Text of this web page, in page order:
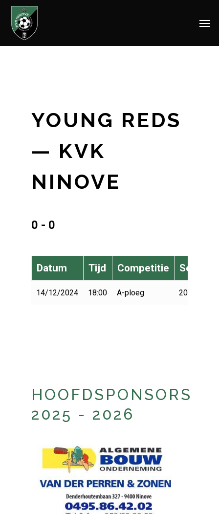
Skip
YOUNG REDS
— KVK
NINOVE
0 - 0
Datum Tijd Competitie Seizoen
14/12/2024 18:00 A-ploeg 2024-2025
HOOFDSPONSORS
2025 - 2026